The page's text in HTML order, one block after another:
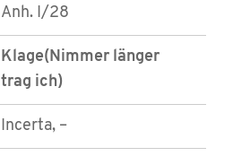
Anh. I/28
Klage(Nimmer länger
trag ich)
Incerta, –